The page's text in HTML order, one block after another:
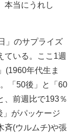
本当にうれし
」のサプライズ
ている。ここ1週
(1960年代生ま
「50後」と「60
、前週比で193％
がパッケージ
斉(ウルムチ)や張